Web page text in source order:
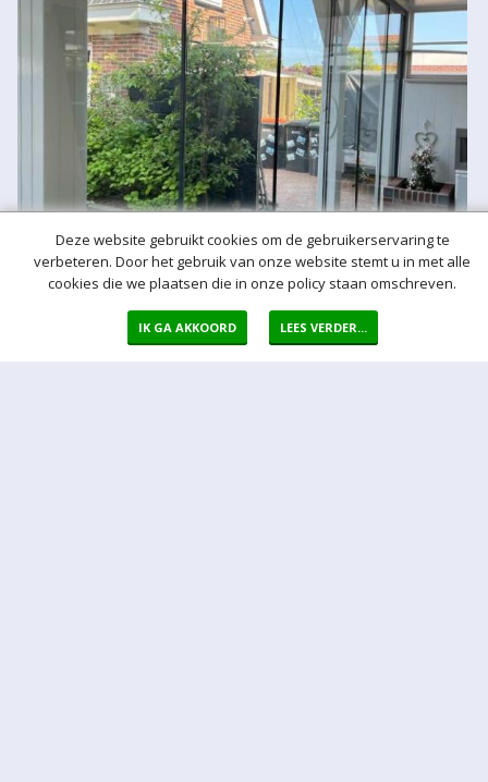
Deze website gebruikt cookies om de gebruikerservaring te
verbeteren. Door het gebruik van onze website stemt u in met alle
cookies die we plaatsen die in onze policy staan omschreven.
IK GA AKKOORD LEES VERDER...